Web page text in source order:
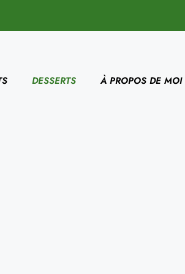
DESSERTS À PROPOS DE MOI